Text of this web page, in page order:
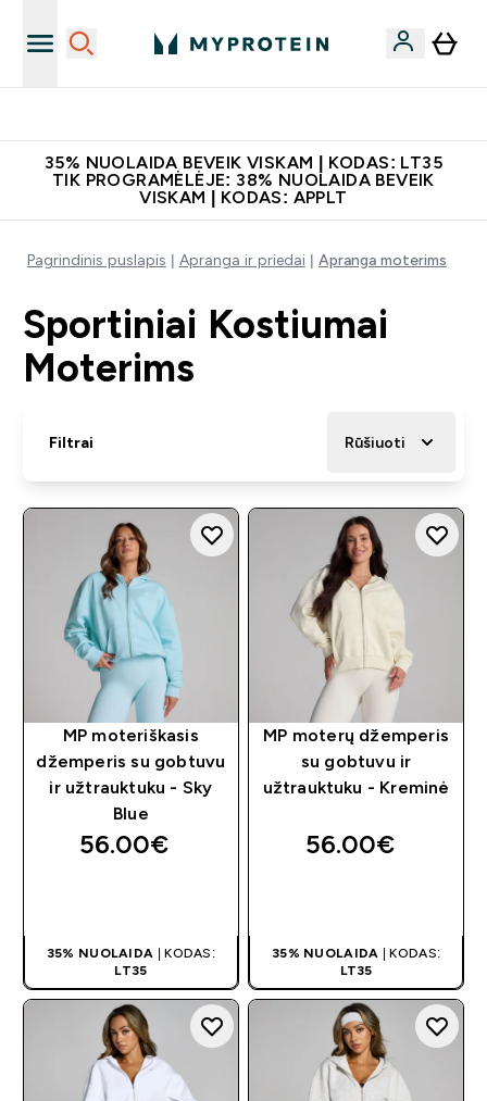
35% NUOLAIDA BEVEIK VISKAM | KODAS: LT35
TIK PROGRAMĖLĖJE: 38% NUOLAIDA BEVEIK
VISKAM | KODAS: APPLT
Pagrindinis puslapis Apranga ir priedai Apranga moterims
Sportiniai Kostiumai
Moterims
Filtrai Rūšiuoti
MP moteriškasis
džemperis su gobtuvu
ir užtrauktuku - Sky
Blue
56.00€‎
35% NUOLAIDA | KODAS:
LT35
MP moterų džemperis
su gobtuvu ir
užtrauktuku - Kreminė
56.00€‎
35% NUOLAIDA | KODAS:
LT35